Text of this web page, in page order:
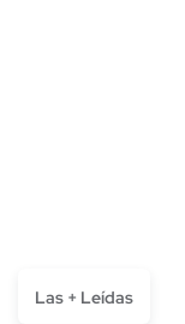
Las + Leídas